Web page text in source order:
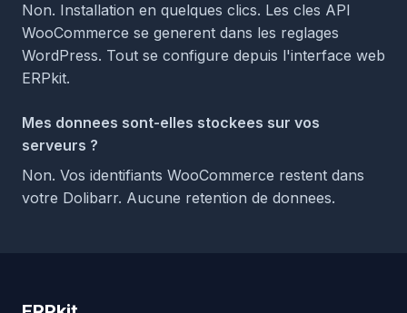
Non. Installation en quelques clics. Les cles API
WooCommerce se generent dans les reglages
WordPress. Tout se configure depuis l'interface web
ERPkit.
Mes donnees sont-elles stockees sur vos
serveurs ?
Non. Vos identifiants WooCommerce restent dans
votre Dolibarr. Aucune retention de donnees.